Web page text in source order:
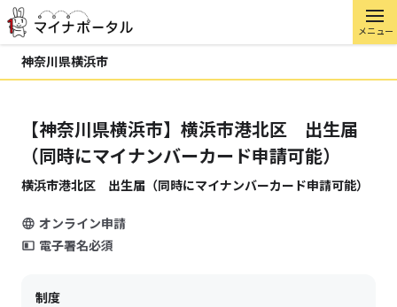
メニュー
神奈川県横浜市
【神奈川県横浜市】横浜市港北区 出生届
（同時にマイナンバーカード申請可能）
横浜市港北区 出生届（同時にマイナンバーカード申請可能）
オンライン申請
電子署名必須
制度